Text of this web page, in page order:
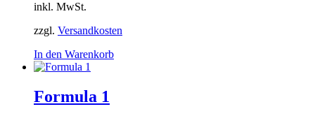
inkl. MwSt.
zzgl. Versandkosten
In den Warenkorb
Formula 1